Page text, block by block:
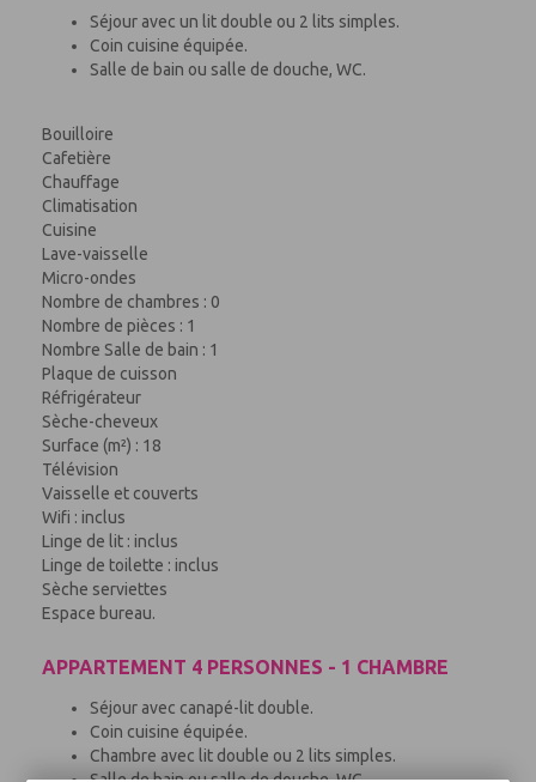
Séjour avec un lit double ou 2 lits simples.
Coin cuisine équipée.
Salle de bain ou salle de douche, WC.
Bouilloire
Cafetière
Chauffage
Climatisation
Cuisine
Lave-vaisselle
Micro-ondes
Nombre de chambres : 0
Nombre de pièces : 1
Nombre Salle de bain : 1
Plaque de cuisson
Réfrigérateur
Sèche-cheveux
Surface (m²) : 18
Télévision
Vaisselle et couverts
Wifi : inclus
Linge de lit : inclus
Linge de toilette : inclus
Sèche serviettes
Espace bureau.
APPARTEMENT 4 PERSONNES - 1 CHAMBRE
Séjour avec canapé-lit double.
Coin cuisine équipée.
Chambre avec lit double ou 2 lits simples.